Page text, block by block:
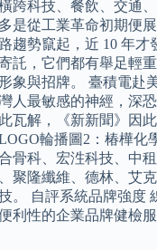
跨科技、餐飲、交通
是從工業革命初期便
趨勢竄起，近 10 年
託，它們都有舉足輕
象與招牌。 臺積電赴
人最敏感的神經，深
瓦解，《新新聞》因
輪播圖2：椿樺化
骨科、宏泩科技、中
聚隆纖維、德林、艾
。 自評系統品牌強度
利性的企業品牌健檢